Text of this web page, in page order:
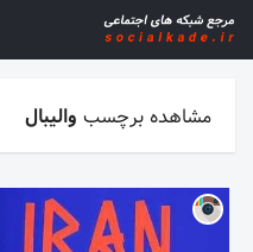
مشاهده برچسب والیبال